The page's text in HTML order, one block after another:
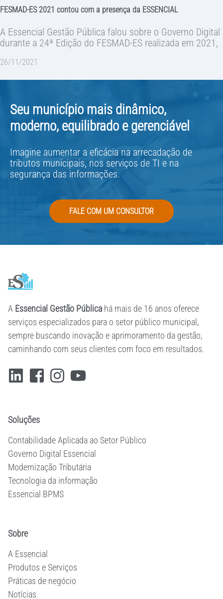
FESMAD-ES 2021 contou com a presença da ESSENCIAL
A Essencial Gestão Pública falou sobre o Governo Digital
durante a 24ª Edição do FESMAD-ES realizada em 2021,
26/11/2021
Seu município mais dinâmico,
moderno, equilibrado e gerenciável
Imagine aumentar a eficácia na arrecadação de
tributos municipais, nos serviços de TI e na
segurança das informações.
FALE COM UM CONSULTOR
A Essencial Gestão Pública há mais de 16 anos oferece
serviços especializados para o setor público municipal,
sempre buscando inovação e aprimoramento da gestão,
caminhando com seus clientes com foco em resultados.
Soluções
Contabilidade Aplicada ao Setor Público
Governo Digital Essencial
Modernização Tributária
Tecnologia da informação
Essencial BPMS
Sobre
A Essencial
Produtos e Serviços
Práticas de negócio
Notícias